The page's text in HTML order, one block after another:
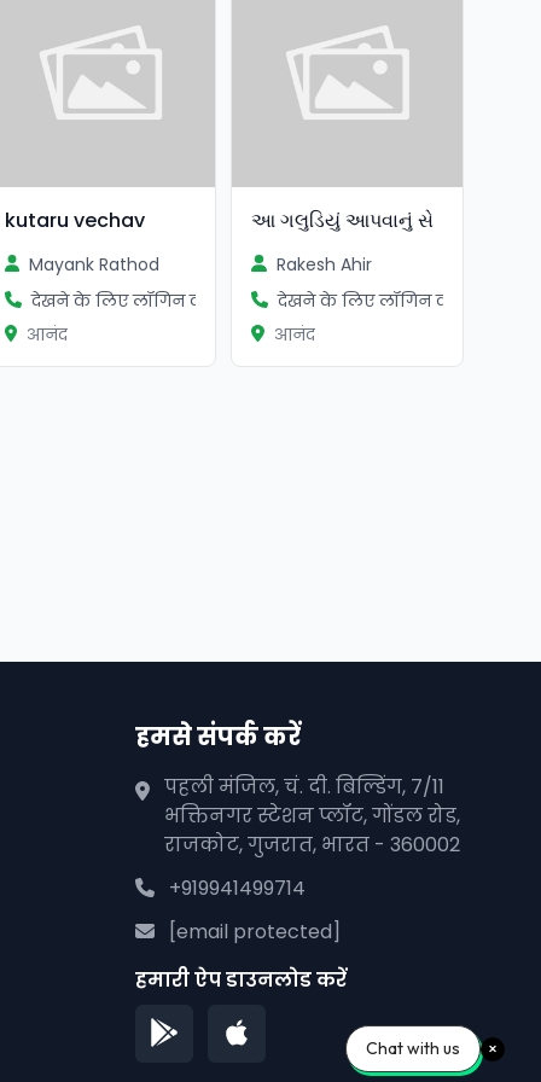
kutaru vechav
Mayank Rathod
देखने के लिए लॉगिन करें
आनंद
આ ગલુડિયું આપવાનું સે
Rakesh Ahir
देखने के लिए लॉगिन करें
आनंद
हमसे संपर्क करें
पहली मंजिल, चं. दी. बिल्डिंग, 7/11
भक्तिनगर स्टेशन प्लॉट, गोंडल रोड,
राजकोट, गुजरात, भारत - 360002
+919941499714
[email protected]
हमारी ऐप डाउनलोड करें
Chat with us